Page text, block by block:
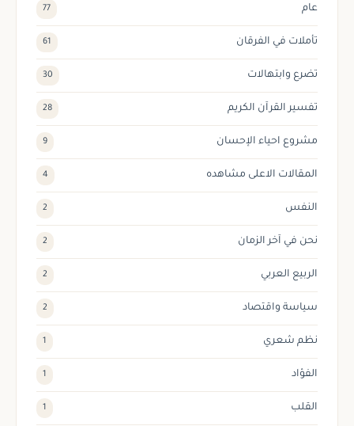
عام 77
تأملات في الفرقان 61
تضرع وابتهالات 30
تفسير القرآن الكريم 28
مشروع احياء الإحسان 9
المقالات الاعلى مشاهده 4
النفس 2
نحن في آخر الزمان 2
الربيع العربي 2
سياسة واقتصاد 2
نظم شعري 1
الفؤاد 1
القلب 1